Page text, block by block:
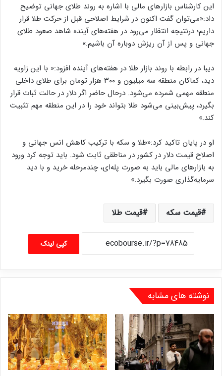
این کارشناس بازارهای مالی با اشاره به روند طلای جهانی توضیح
داد:«می‌توان گفت اکنون در شرایط اصلاحی قبل از حرکت طلا قرار
داریم؛ درنتیجه انتظار می‌رود در هفته‌های آینده شاهد صعود طلای
جهانی و پس از آن ریزش دوباره آن باشیم.»
دیبا در رابطه با روند بازار طلا در هفته‌های آینده افزود:« با این زاویه
دید، کماکان منطقه سه میلیون و ۳۰۰ هزار تومان برای طلای داخلی
منطقه مهمی شمرده می‌شود. درحال حاضر اگر دلار در حالت ثبات قرار
بگیرد، پیش‌بینی می‌شود طلا بتواند خود را در این منطقه مهم تثبیت
کند.»
او در پایان تاکید کرد:«طلا و سکه با ترکیب کاهش انس جهانی و
اصلاح قیمت دلار در کشور در مناطقی ثابت شود. باید توجه کرد ورود
به بازارهای مالی باید به صورت پله‌ای، چندمرحله خرید و با دید
سرمایه‌گذاری صورت بگیرد.»
قیمت سکه قیمت طلا
کپی لینک
نوشته های مشابه